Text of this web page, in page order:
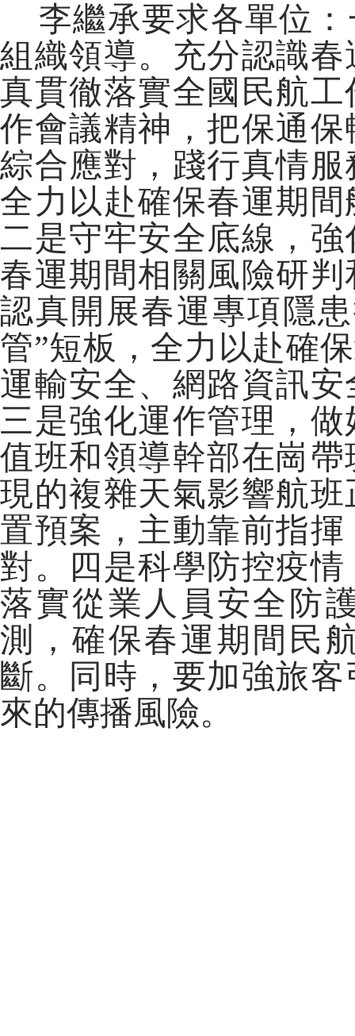
李繼承要求各單位：
組織領導。充分認識
真貫徹落實全國民航
作會議精神，把保通
綜合應對，踐行真情
全力以赴確保春運期
二是守牢安全底線，
春運期間相關風險研
認真開展春運專項隱
管”短板，全力以赴確
運輸安全、網路資訊
三是強化運作管理，
值班和領導幹部在崗
現的複雜天氣影響航
置預案，主動靠前指
對。四是科學防控疫
落實從業人員安全防
測，確保春運期間民
斷。同時，要加強旅
來的傳播風險。